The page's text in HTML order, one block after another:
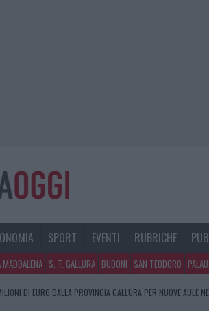
SPORT EVENTI RUBRICHE
MADDALENA S. T. GALLURA BUDONI SAN TEODORO PALAU
DI EURO DALLA PROVINCIA GALLURA PER NUOVE AULE